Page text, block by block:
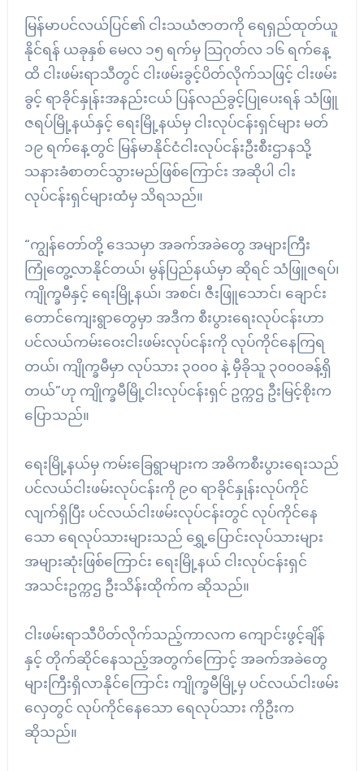
မြန်မာပင်လယ်ပြင်၏ ငါးသယံဇာတကို ရေရှည်ထုတ်ယူ
နိုင်ရန် ယခုနှစ် မေလ ၁၅ ရက်မှ သြဂုတ်လ ၁၆ ရက်နေ့
ထိ ငါးဖမ်းရာသီတွင် ငါးဖမ်းခွင့်ပိတ်လိုက်သဖြင့် ငါးဖမ်း
ခွင့် ရာခိုင်နှုန်းအနည်းငယ် ပြန်လည်ခွင့်ပြုပေးရန် သံဖြူ
ဇရပ်မြို့နယ်နှင့် ရေးမြို့နယ်မှ ငါးလုပ်ငန်းရှင်များ မတ်
၁၉ ရက်နေ့တွင် မြန်မာနိုင်ငံငါးလုပ်ငန်းဦးစီးဌာနသို့
သနားခံစာတင်သွားမည်ဖြစ်ကြောင်း အဆိုပါ ငါး
လုပ်ငန်းရှင်များထံမှ သိရသည်။
“ကျွန်တော်တို့ ဒေသမှာ အခက်အခဲတွေ အများကြီး
ကြုံတွေ့လာနိုင်တယ်၊ မွန်ပြည်နယ်မှာ ဆိုရင် သံဖြူဇရပ်၊
ကျိုက္ခမီနှင့် ရေးမြို့နယ်၊ အစင်၊ ဇီးဖြူသောင်၊ ချောင်း
တောင်ကျေးရွာတွေမှာ အဒီက စီးပွားရေးလုပ်ငန်းဟာ
ပင်လယ်ကမ်းဝေးငါးဖမ်းလုပ်ငန်းကို လုပ်ကိုင်နေကြရ
တယ်၊ ကျိုက္ခမီမှာ လုပ်သား ၃၀၀၀ နဲ့ မှီခိုသူ ၃၀၀၀ခန့်ရှိ
တယ်”ဟု ကျိုက္ခမီမြို့ငါးလုပ်ငန်းရှင် ဥက္ကဌ ဦးမြင့်စိုးက
ပြောသည်။
ရေးမြို့နယ်မှ ကမ်းခြေရွာများက အဓိကစီးပွားရေးသည်
ပင်လယ်ငါးဖမ်းလုပ်ငန်းကို ၉၀ ရာခိုင်နှုန်းလုပ်ကိုင်
လျက်ရှိပြီး ပင်လယ်ငါးဖမ်းလုပ်ငန်းတွင် လုပ်ကိုင်နေ
သော ရေလုပ်သားများသည် ရွှေ့ပြောင်းလုပ်သားများ
အများဆုံးဖြစ်ကြောင်း ရေးမြို့နယ် ငါးလုပ်ငန်းရှင်
အသင်းဥက္ကဌ ဦးသိန်းထိုက်က ဆိုသည်။
ငါးဖမ်းရာသီပိတ်လိုက်သည့်ကာလက ကျောင်းဖွင့်ချိန်
နှင့် တိုက်ဆိုင်နေသည့်အတွက်ကြောင့် အခက်အခဲတွေ
များကြီးရှိလာနိုင်ကြောင်း ကျိုက္ခမီမြို့မှ ပင်လယ်ငါးဖမ်း
လှေတွင် လုပ်ကိုင်နေသော ရေလုပ်သား ကိုဦးက
ဆိုသည်။